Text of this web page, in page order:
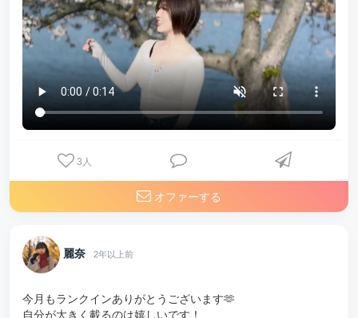
3 人
オファーする
麗奈 2年以上前
今月もランクインありがとうございます🫶
自分が大きく載るのは嬉しいです！